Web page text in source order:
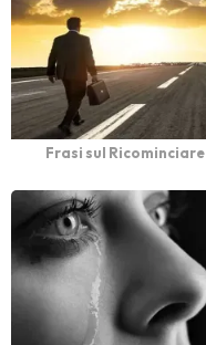
Frasi sul Ricominciare